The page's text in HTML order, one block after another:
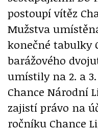
postoupí vítěz
Mužstva
konečné tabulky
barážového
umístily na 2. a
Chance Národní
zajistí právo na
ročníku Chance